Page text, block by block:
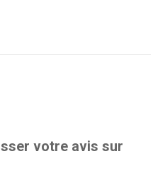
votre avis sur